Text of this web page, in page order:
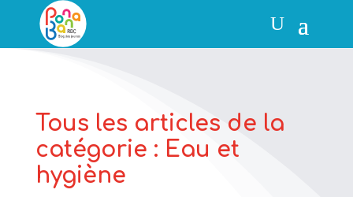
Tous les articles de la
catégorie : Eau et
hygiène